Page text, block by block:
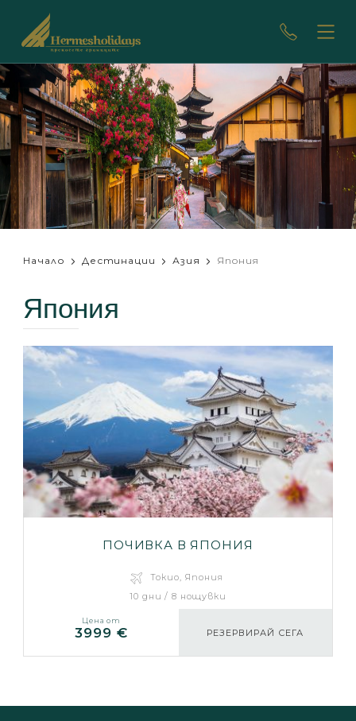
Начало Дестинации Азия Япония
Япония
ПОЧИВКА В ЯПОНИЯ
Токио, Япония
10 дни / 8 нощувки
Цена от
3999 € РЕЗЕРВИРАЙ СЕГА